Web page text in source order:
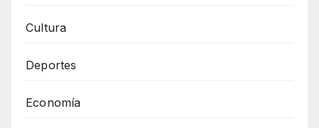
Cultura
Deportes
Economía